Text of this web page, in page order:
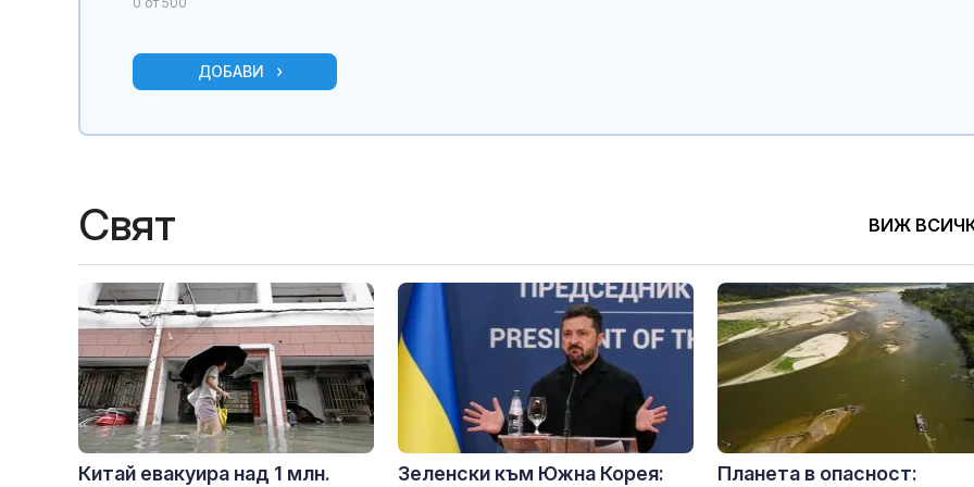
ДОБАВИ
Свят ВИЖ
Китай евакуира над 1 млн.
Зеленски към Южна Корея:
Планета в опасност: